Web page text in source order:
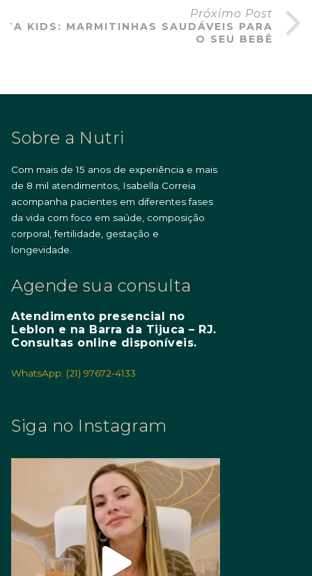
Próximo Post
KIDS: MARMITINHAS SAUDÁVEIS PARA
O SEU BEBÊ
Sobre a Nutri
Com mais de 15 anos de experiência e mais
de 8 mil atendimentos, Isabella Correia
acompanha pacientes em diferentes fases
da vida com foco em saúde, composição
corporal, fertilidade, gestação e
longevidade.
Agende sua consulta
Atendimento presencial no
Leblon e na Barra da Tijuca – RJ.
Consultas online disponíveis.
WhatsApp: (21) 97672-4133
Siga no Instagram